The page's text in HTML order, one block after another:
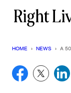
Saltar
HOME › NEWS › A